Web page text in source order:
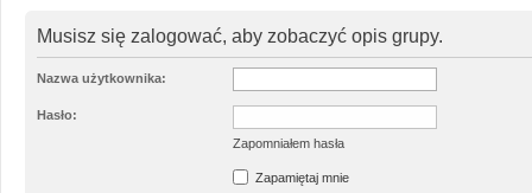
Musisz się zalogować, aby zobaczyć opis grupy.
Nazwa użytkownika:
Hasło:
Zapomniałem hasła
Zapamiętaj mnie